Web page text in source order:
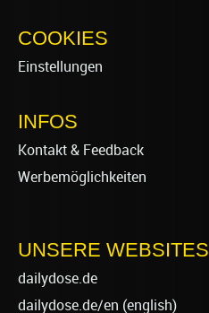
COOKIES
Einstellungen
INFOS
Kontakt & Feedback
Werbemöglichkeiten
UNSERE WEBSITES
dailydose.de
dailydose.de/en (english)